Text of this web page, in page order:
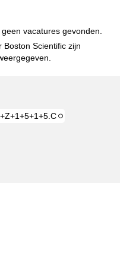
vacatures gevonden.
Scientific zijn